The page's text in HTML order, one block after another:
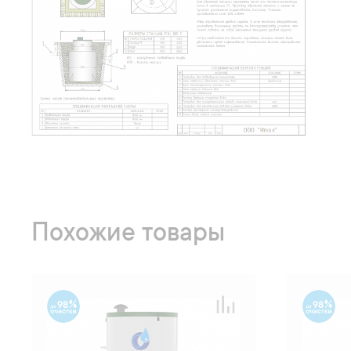
Похожие товары
98 98